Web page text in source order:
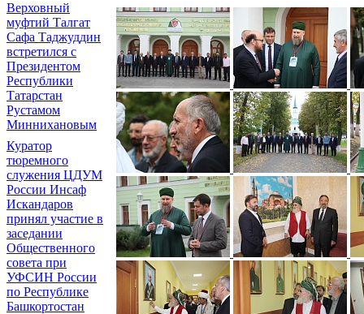
Верховный
муфтий Талгат
Сафа Таджуддин
встретился с
Президентом
Республики
Татарстан
Рустамом
Миннихановым
Куратор
тюремного
служения ЦДУМ
России Инсаф
Искандаров
принял участие в
заседании
Общественного
совета при
УФСИН России
по Республике
Башкортостан